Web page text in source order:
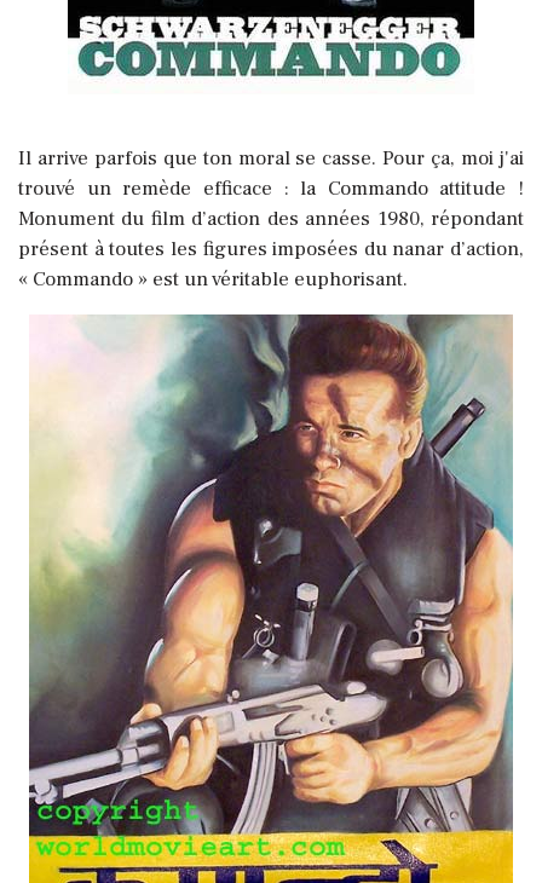
Il arrive parfois que ton moral se casse. Pour ça, moi j'ai
trouvé un remède efficace : la Commando attitude !
Monument du film d’action des années 1980, répondant
présent à toutes les figures imposées du nanar d’action,
« Commando » est un véritable euphorisant.